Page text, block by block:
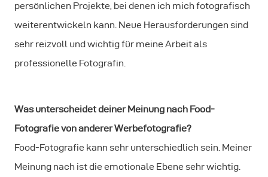
persönlichen Projekte, bei denen ich mich fotografisch
weiterentwickeln kann. Neue Herausforderungen sind
sehr reizvoll und wichtig für meine Arbeit als
professionelle Fotografin.
Was unterscheidet deiner Meinung nach Food-
Fotografie von anderer Werbefotografie?
Food-Fotografie kann sehr unterschiedlich sein. Meiner
Meinung nach ist die emotionale Ebene sehr wichtig.